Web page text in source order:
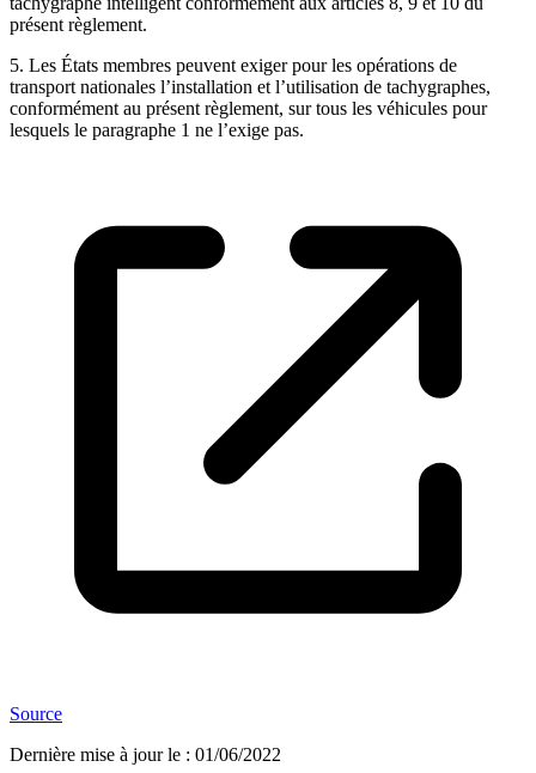
présent règlement.
5. Les États membres peuvent exiger pour les opérations de
transport nationales l’installation et l’utilisation de tachygraphes,
conformément au présent règlement, sur tous les véhicules pour
lesquels le paragraphe 1 ne l’exige pas.
Source
Dernière mise à jour le : 01/06/2022